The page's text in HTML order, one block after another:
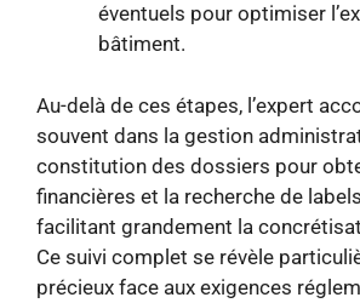
éventuels pour optimiser
bâtiment.
Au-delà de ces étapes, l’expert
souvent dans la gestion
constitution des dossiers pour
financières et la recherche de
facilitant grandement la
Ce suivi complet se révèle
précieux face aux exigences